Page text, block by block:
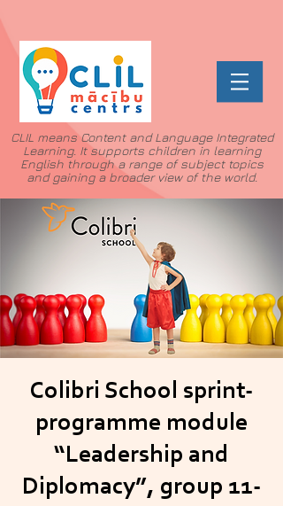
CLIL means Content and Language Integrated
Learning. It supports children in learning
English through a range of subject topics
and gaining a broader view of the world.
Colibri School sprint-
programme module
“Leadership and
Diplomacy”, group 11-